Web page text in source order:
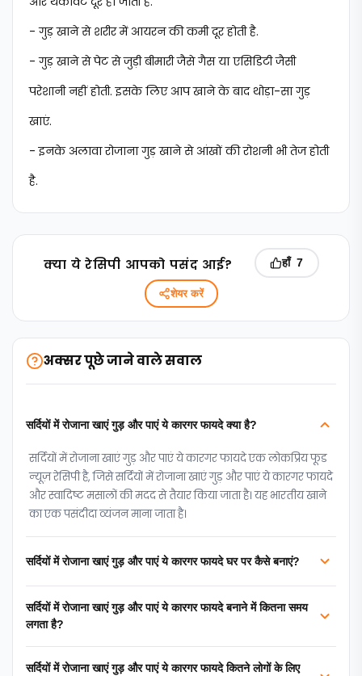
- गुड़ खाने से शरीर में आयरन की कमी दूर होती है.
- गुड़ खाने से पेट से जुड़ी बीमारी जैसे गैस या एसिडिटी जैसी
परेशानी नहीं होती. इसके लिए आप खाने के बाद थोड़ा-सा गुड़
खाएं.
- इनके अलावा रोजाना गुड़ खाने से आंखों की रोशनी भी तेज होती
है.
क्‍या ये रेसिपी आपको पसंद आई? हाँ 7
शेयर करें
अक्सर पूछे जाने वाले सवाल
सर्दियों में रोजाना खाएं गुड़ और पाएं ये कारगर फायदे क्या है?
सर्दियों में रोजाना खाएं गुड़ और पाएं ये कारगर फायदे एक लोकप्रिय फूड
न्‍यूज़ रेसिपी है, जिसे सर्दियों में रोजाना खाएं गुड़ और पाएं ये कारगर फायदे
और स्वादिष्ट मसालों की मदद से तैयार किया जाता है। यह भारतीय खाने
का एक पसंदीदा व्यंजन माना जाता है।
सर्दियों में रोजाना खाएं गुड़ और पाएं ये कारगर फायदे घर पर कैसे बनाएं?
सर्दियों में रोजाना खाएं गुड़ और पाएं ये कारगर फायदे बनाने में कितना समय
लगता है?
सर्दियों में रोजाना खाएं गुड़ और पाएं ये कारगर फायदे कितने लोगों के लिए